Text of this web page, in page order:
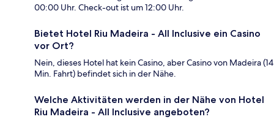
00:00 Uhr. Check-out ist um 12:00 Uhr.
Bietet Hotel Riu Madeira - All Inclusive ein Casino
vor Ort?
Nein, dieses Hotel hat kein Casino, aber Casino von Madeira (14
Min. Fahrt) befindet sich in der Nähe.
Welche Aktivitäten werden in der Nähe von Hotel
Riu Madeira - All Inclusive angeboten?